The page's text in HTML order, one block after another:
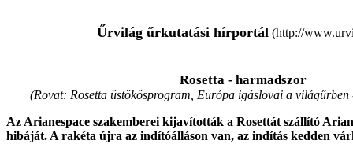
Űrvilág űrkutatási hírportál (http://
Rosetta - harmadszor
(Rovat: Rosetta üstökösprogram, Európa igáslovai a
Az Arianespace szakemberei kijavították a Rosettát szállító
hibáját. A rakéta újra az indítóálláson van, az indítás kedden